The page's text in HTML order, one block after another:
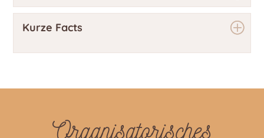
Kurze Facts
Organisatorisches